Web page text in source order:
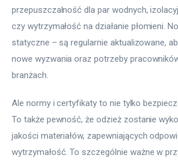
przepuszczalność dla par wodnych,
czy wytrzymałość na działanie płomieni.
statyczne – są regularnie aktualizowane,
nowe wyzwania oraz potrzeby
branżach.
Ale normy i certyfikaty to nie tylko
To także pewność, że odzież zostanie
jakości materiałów, zapewniających
wytrzymałość. To szczególnie ważne w